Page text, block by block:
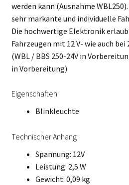
werden kann (Ausnahme
sehr markante und individuelle
Die hochwertige Elektronik
Fahrzeugen mit 12 V- wie auch bei
(WBL / BBS 250-24V in
in Vorbereitung)
Eigenschaften
Blinkleuchte
Technischer Anhang
Spannung: 12V
Leistung: 2,5 W
Gewicht: 0,09 kg